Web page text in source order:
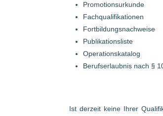
Promotionsurkunde
Fachqualifikationen
Fortbildungsnachweise
Publikationsliste
Operationskatalog
Berufserlaubnis nach §
Ist derzeit keine Ihrer